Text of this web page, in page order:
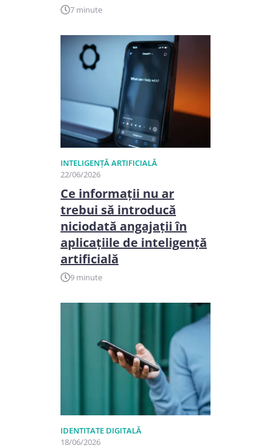
7 minute
INTELIGENȚĂ ARTIFICIALĂ
22/06/2026
Ce informații nu ar
trebui să introducă
niciodată angajații în
aplicațiile de inteligență
artificială
9 minute
IDENTITATE DIGITALĂ
18/06/2026